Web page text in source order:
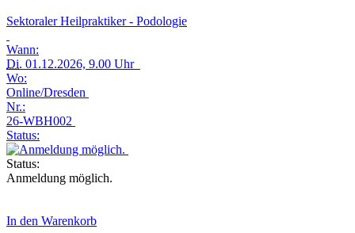
Sektoraler Heilpraktiker - Podologie
Wann:
Di. 01.12.2026, 9.00 Uhr
Wo:
Online/Dresden
Nr.:
26-WBH002
Status:
Status:
Anmeldung möglich.
In den Warenkorb